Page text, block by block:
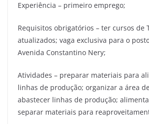
Experiência – primeiro emprego;
Requisitos obrigatórios – ter cursos de
atualizados; vaga exclusiva para o
Avenida Constantino Nery;
Atividades – preparar materiais para
linhas de produção; organizar a área
abastecer linhas de produção;
separar materiais para